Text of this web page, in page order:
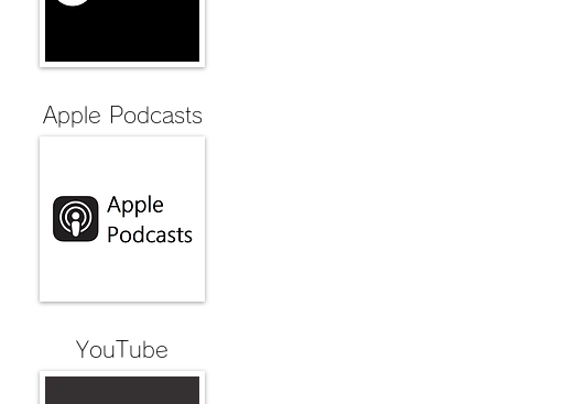
​Apple Podcasts
YouTube